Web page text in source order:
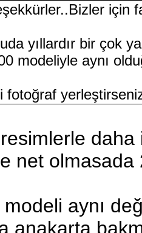
için
yıllardır bir çok
modeliyle aynı
fotoğraf
net olmasada
aynı
anakarta